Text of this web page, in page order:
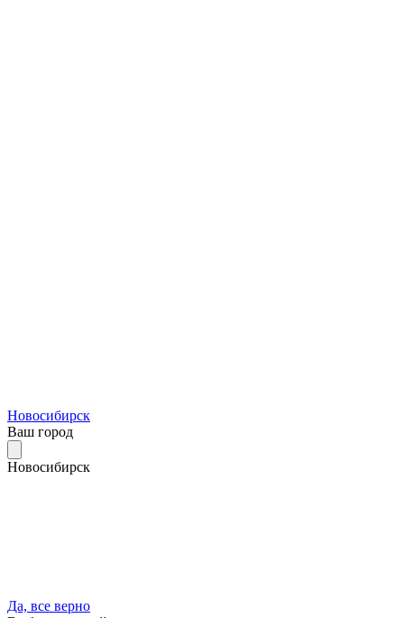
Новосибирск
Ваш город
Новосибирск
Да, все верно